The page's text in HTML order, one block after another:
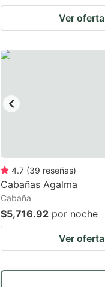
dates.
Ver oferta
4.7 (39 reseñas)
Cabañas Agalma
Cabaña
$5,716.92 por noche
Ver oferta